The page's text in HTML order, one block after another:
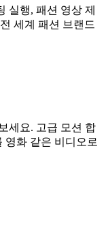
실행, 패션 영상 제
세계 패션 브랜드
세요. 고급 모션 합
영화 같은 비디오로